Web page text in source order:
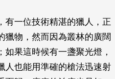
有一位技術精湛的獵人，正
獵物，然而因為叢林的廣闊
果這時候有一盞聚光燈，
人也能用準確的槍法迅速射